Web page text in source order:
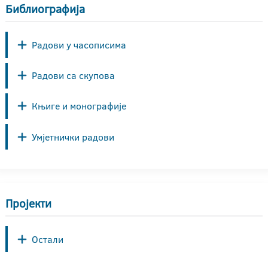
Библиографија
Радови у часописима
Радови са скупова
Књиге и монографије
Умјетнички радови
Пројекти
Остали